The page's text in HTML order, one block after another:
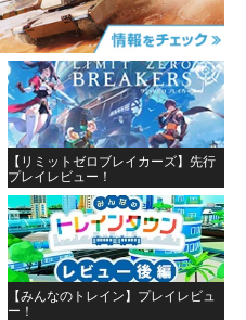
【リミットゼロブレイカーズ】先行
プレイレビュー！
【みんなのトレイン】プレイレビュ
ー！